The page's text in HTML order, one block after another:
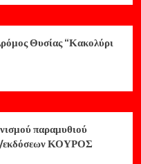
Θυσίας “Κακολύρι
παραμυθιού
εκδόσεων ΚΟΥΡΟΣ